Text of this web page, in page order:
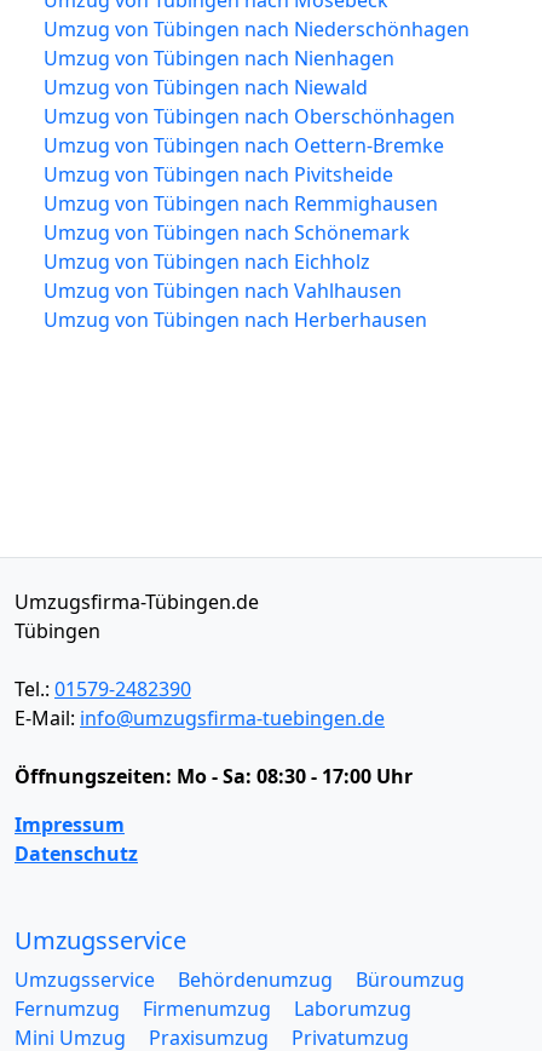
Umzug von Tübingen nach Niederschönhagen
Umzug von Tübingen nach Nienhagen
Umzug von Tübingen nach Niewald
Umzug von Tübingen nach Oberschönhagen
Umzug von Tübingen nach Oettern-Bremke
Umzug von Tübingen nach Pivitsheide
Umzug von Tübingen nach Remmighausen
Umzug von Tübingen nach Schönemark
Umzug von Tübingen nach Eichholz
Umzug von Tübingen nach Vahlhausen
Umzug von Tübingen nach Herberhausen
Umzugsfirma-Tübingen.de
Tübingen
Tel.: 01579-2482390
E-Mail: info@umzugsfirma-tuebingen.de
Öffnungszeiten: Mo - Sa: 08:30 - 17:00 Uhr
Impressum
Datenschutz
Umzugsservice
Umzugsservice Behördenumzug
Büroumzug
Fernumzug
Firmenumzug
Laborumzug
Mini Umzug
Praxisumzug
Privatumzug